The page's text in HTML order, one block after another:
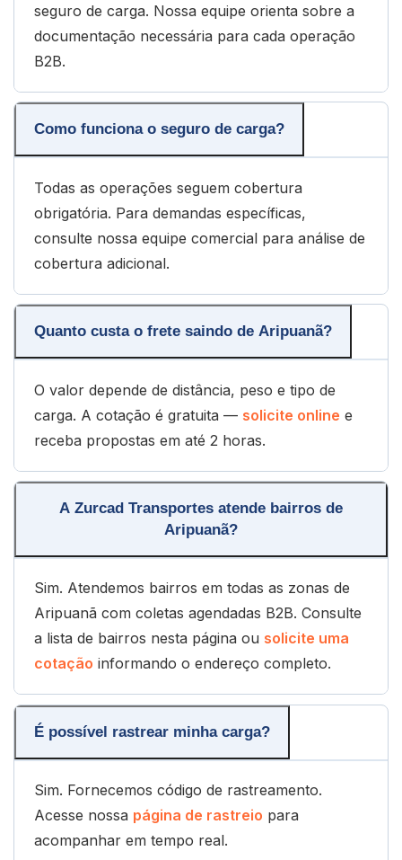
seguro de carga. Nossa equipe orienta sobre a
documentação necessária para cada operação
B2B.
Como funciona o seguro de carga?
Todas as operações seguem cobertura
obrigatória. Para demandas específicas,
consulte nossa equipe comercial para análise de
cobertura adicional.
Quanto custa o frete saindo de Aripuanã?
O valor depende de distância, peso e tipo de
carga. A cotação é gratuita — solicite online e
receba propostas em até 2 horas.
A Zurcad Transportes atende bairros de
Aripuanã?
Sim. Atendemos bairros em todas as zonas de
Aripuanã com coletas agendadas B2B. Consulte
a lista de bairros nesta página ou solicite uma
cotação informando o endereço completo.
É possível rastrear minha carga?
Sim. Fornecemos código de rastreamento.
Acesse nossa página de rastreio para
acompanhar em tempo real.